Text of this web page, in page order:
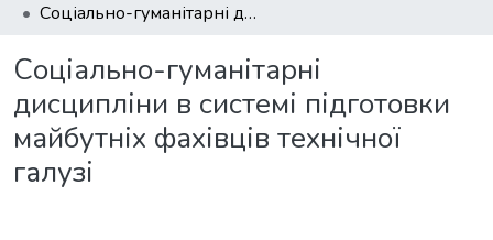
Соціально-гуманітарні дисципліни в системі підготовки майбутніх фахівців технічної галузі
Соціально-гуманітарні
дисципліни в системі підготовки
майбутніх фахівців технічної
галузі